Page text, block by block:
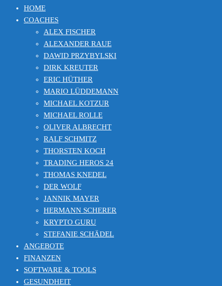
HOME
COACHES
ALEX FISCHER
ALEXANDER RAUE
DAWID PRZYBYLSKI
DIRK KREUTER
ERIC HÜTHER
MARIO LÜDDEMANN
MICHAEL KOTZUR
MICHAEL ROLLE
OLIVER ALBRECHT
RALF SCHMITZ
THORSTEN KOCH
TRADING HEROS 24
THOMAS KNEDEL
DER WOLF
JANNIK MAYER
HERMANN SCHERER
KRYPTO GURU
STEFANIE SCHÄDEL
ANGEBOTE
FINANZEN
SOFTWARE & TOOLS
GESUNDHEIT